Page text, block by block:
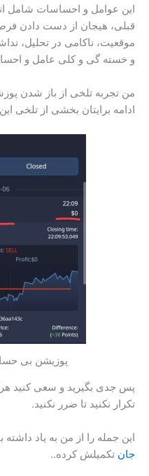
این عوامل و احساسات شامل
قبلی، هیجان از دست دادن
موقعیت، ناکامی در تحلیل،
و خسته گی و کلی عامل و
من تجربه تلخی از باز شدن
ادامه برایتان بخشی از تلخی
پوزیشن بی
پس جدی بگیرید و سعی کنید
تکرار نکنید تا ضرر نکنید.
این جمله را از من به یاد
جان تکمیلش کرده..